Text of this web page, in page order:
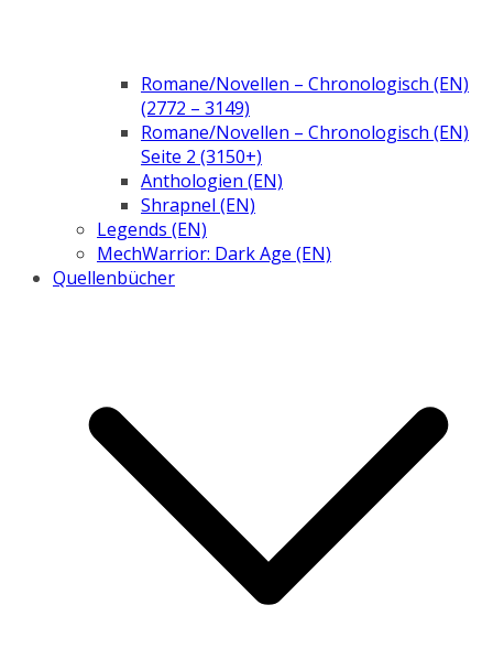
Romane/Novellen – Chronologisch (EN)
(2772 – 3149)
Romane/Novellen – Chronologisch (EN)
Seite 2 (3150+)
Anthologien (EN)
Shrapnel (EN)
Legends (EN)
MechWarrior: Dark Age (EN)
Quellenbücher